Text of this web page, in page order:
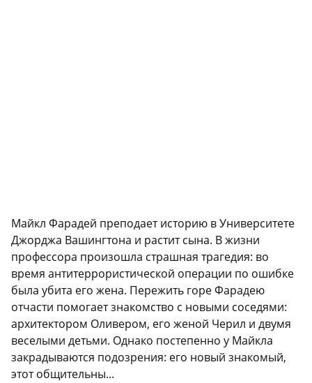
Майкл Фарадей преподает историю в Университете
Джорджа Вашингтона и растит сына. В жизни
профессора произошла страшная трагедия: во
время антитеррористической операции по ошибке
была убита его жена. Пережить горе Фарадею
отчасти помогает знакомство с новыми соседями:
архитектором Оливером, его женой Черил и двумя
веселыми детьми. Однако постепенно у Майкла
закрадываются подозрения: его новый знакомый,
этот общительны...